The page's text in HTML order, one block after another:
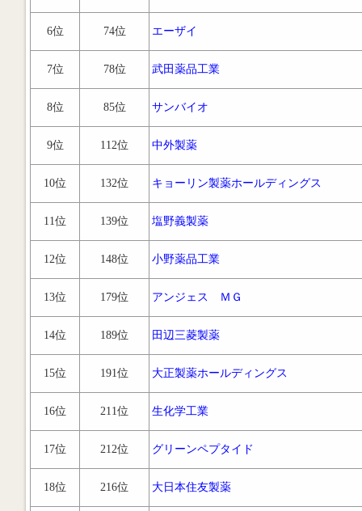
6位 74位 エーザイ
7位 78位 武田薬品工業
8位 85位 サンバイオ
9位 112位 中外製薬
10位 132位 キョーリン製薬ホールディングス
11位 139位 塩野義製薬
12位 148位 小野薬品工業
13位 179位 アンジェス ＭＧ
14位 189位 田辺三菱製薬
15位 191位 大正製薬ホールディングス
16位 211位 生化学工業
17位 212位 グリーンペプタイド
18位 216位 大日本住友製薬